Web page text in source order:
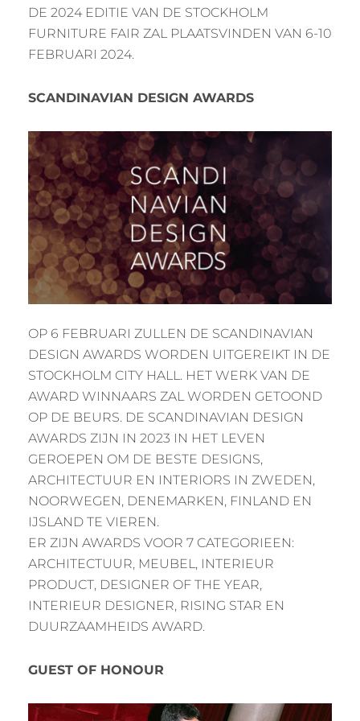
DE 2024 EDITIE VAN DE STOCKHOLM
FURNITURE FAIR ZAL PLAATSVINDEN VAN 6-10
FEBRUARI 2024.
SCANDINAVIAN DESIGN AWARDS
OP 6 FEBRUARI ZULLEN DE SCANDINAVIAN
DESIGN AWARDS WORDEN UITGEREIKT IN DE
STOCKHOLM CITY HALL. HET WERK VAN DE
AWARD WINNAARS ZAL WORDEN GETOOND
OP DE BEURS. DE SCANDINAVIAN DESIGN
AWARDS ZIJN IN 2023 IN HET LEVEN
GEROEPEN OM DE BESTE DESIGNS,
ARCHITECTUUR EN INTERIORS IN ZWEDEN,
NOORWEGEN, DENEMARKEN, FINLAND EN
IJSLAND TE VIEREN.
ER ZIJN AWARDS VOOR 7 CATEGORIEEN:
ARCHITECTUUR, MEUBEL, INTERIEUR
PRODUCT, DESIGNER OF THE YEAR,
INTERIEUR DESIGNER, RISING STAR EN
DUURZAAMHEIDS AWARD.
GUEST OF HONOUR